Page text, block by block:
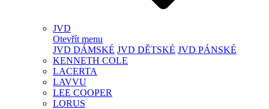
JVD
Otevřít menu
JVD DÁMSKÉ JVD DĚTSKÉ JVD PÁNSKÉ
KENNETH COLE
LACERTA
LAVVU
LEE COOPER
LORUS